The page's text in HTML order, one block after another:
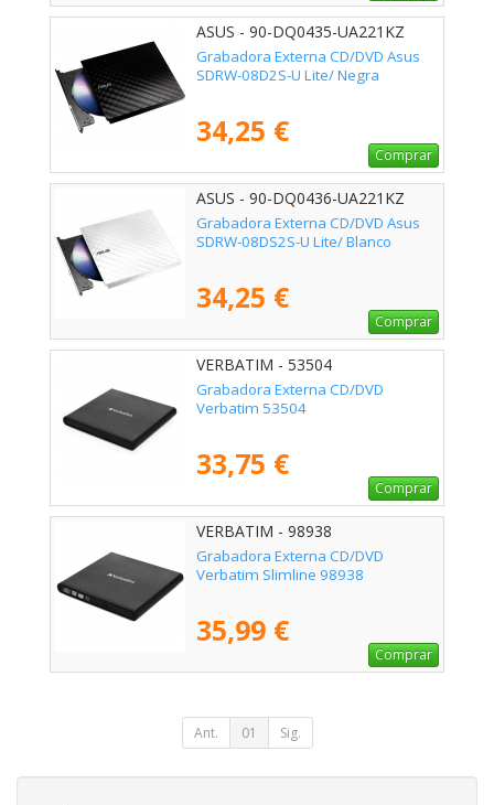
ASUS - 90-DQ0435-UA221KZ
Grabadora Externa CD/DVD Asus
SDRW-08D2S-U Lite/ Negra
34,25 €
Comprar
ASUS - 90-DQ0436-UA221KZ
Grabadora Externa CD/DVD Asus
SDRW-08DS2S-U Lite/ Blanco
34,25 €
Comprar
VERBATIM - 53504
Grabadora Externa CD/DVD
Verbatim 53504
33,75 €
Comprar
VERBATIM - 98938
Grabadora Externa CD/DVD
Verbatim Slimline 98938
35,99 €
Comprar
Ant. 01 Sig.